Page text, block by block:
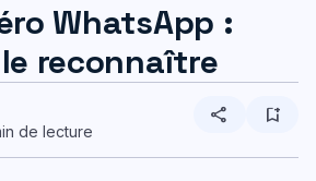
WhatsApp :
reconnaître
de lecture
share bookmark_add